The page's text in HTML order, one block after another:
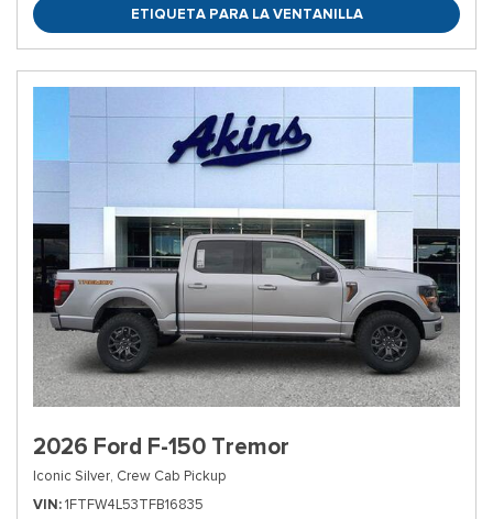
ETIQUETA PARA LA VENTANILLA
2026 Ford F-150 Tremor
Iconic Silver, Crew Cab Pickup
VIN 1FTFW4L53TFB16835